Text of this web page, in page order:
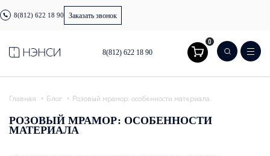
8(812) 622 18 90 Заказать звонок
8(812) 622 18 90
0
Главная Блог Розовый мрамор: особенности материала
РОЗОВЫЙ МРАМОР: ОСОБЕННОСТИ
МАТЕРИАЛА